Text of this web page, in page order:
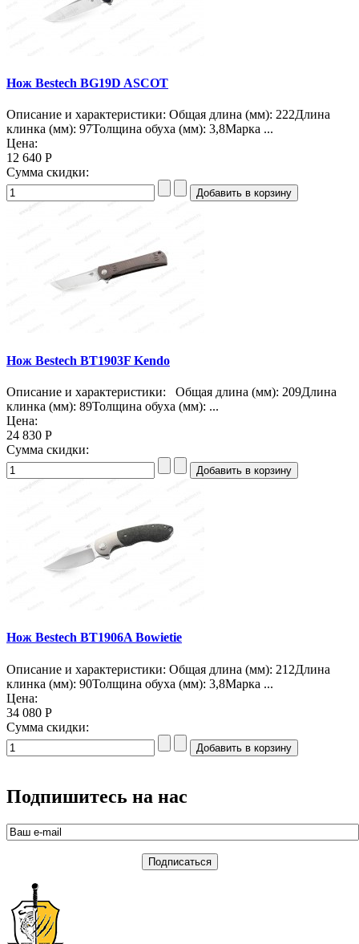
Нож Bestech BG19D ASCOT
Описание и характеристики: Общая длина (мм): 222Длина
клинка (мм): 97Толщина обуха (мм): 3,8Марка ...
Цена:
12 640 Р
Сумма скидки:
Нож Bestech BT1903F Kendo
Описание и характеристики: Общая длина (мм): 209Длина
клинка (мм): 89Толщина обуха (мм): ...
Цена:
24 830 Р
Сумма скидки:
Нож Bestech BT1906A Bowietie
Описание и характеристики: Общая длина (мм): 212Длина
клинка (мм): 90Толщина обуха (мм): 3,8Марка ...
Цена:
34 080 Р
Сумма скидки:
Подпишитесь на нас